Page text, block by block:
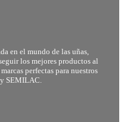
en el mundo de las uñas,
los mejores productos al
perfectas para nuestros
SEMILAC.